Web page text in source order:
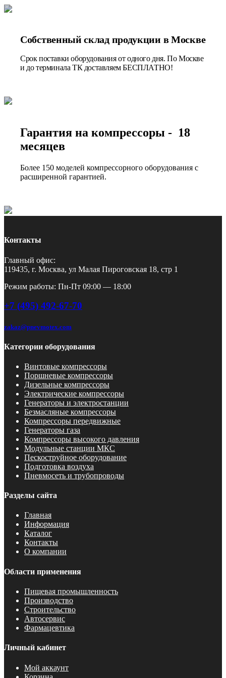
Собственный склад продукции в Москве
Срок поставки оборудования от одного дня. По Москве
и до терминала ТК доставляем БЕСПЛАТНО!
Гарантия на компрессоры - 18
месяцев
Более 150 моделей компрессорного оборудования с
расширенной гарантией.
Контакты
Главный офис:
119435, г. Москва, ул Малая Пироговская 18, стр 1
Режим работы: Пн-Пт 09:00 — 18:00
+7 (495) 492-67-70
zakaz@pnevmotex.com
Категории оборудования
Винтовые компрессоры
Поршневые компрессоры
Дизельные компрессоры
Электрические компрессоры
Генераторы и электростанции
Безмасляные компрессоры
Компрессоры передвижные
Генераторы газа
Компрессоры высокого давления
Модульные станции МКС
Пескоструйное оборудование
Подготовка воздуха
Пневмосеть и трубопроводы
Разделы сайта
Главная
Информация
Каталог
Контакты
О компании
Области применения
Пищевая промышленность
Производство
Строительство
Автосервис
Фармацевтика
Личный кабинет
Мой аккаунт